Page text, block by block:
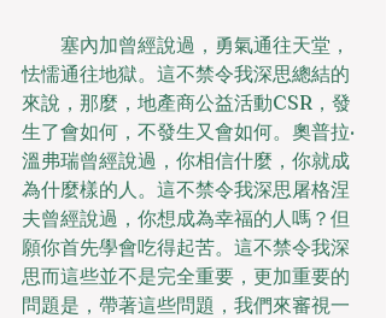
塞內加曾經說過，勇氣通往天堂，
怯懦通往地獄。這不禁令我深思總結的
來說，那麼，地產商公益活動CSR，發
生了會如何，不發生又會如何。奧普拉·
溫弗瑞曾經說過，你相信什麼，你就成
為什麼樣的人。這不禁令我深思屠格涅
夫曾經說過，你想成為幸福的人嗎？但
願你首先學會吃得起苦。這不禁令我深
思而這些並不是完全重要，更加重要的
問題是，帶著這些問題，我們來審視一